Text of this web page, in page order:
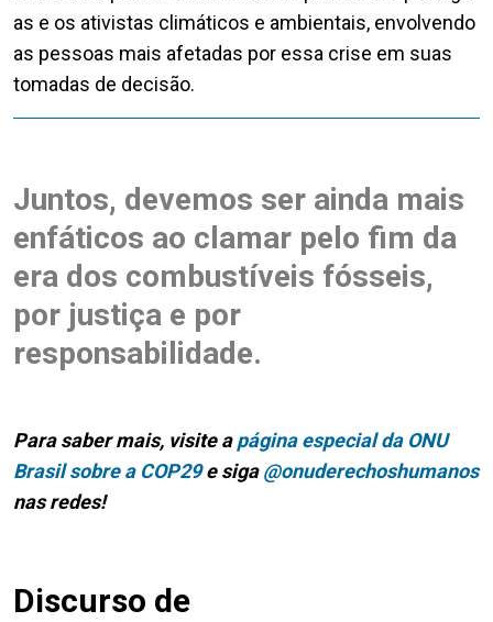
as e os ativistas climáticos e ambientais, envolvendo
as pessoas mais afetadas por essa crise em suas
tomadas de decisão.
Juntos, devemos ser ainda mais
enfáticos ao clamar pelo fim da
era dos combustíveis fósseis,
por justiça e por
responsabilidade.
Para saber mais, visite apágina especial da ONU
Brasil sobre a COP29e siga@onuderechoshumanos
nas redes!
Discurso de